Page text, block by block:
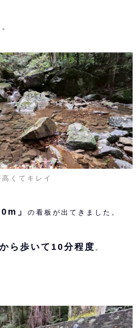
くてキレイ
」 の看板が出てきました。
ら歩いて10分程度 。